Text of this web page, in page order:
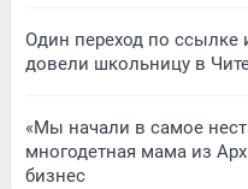
Один переход по
довели школьницу в
«Мы начали в самое
многодетная мама из
бизнес